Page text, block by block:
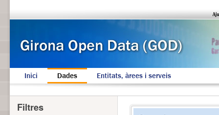
Inici Dades Entitats, àrees i serveis
Filtres